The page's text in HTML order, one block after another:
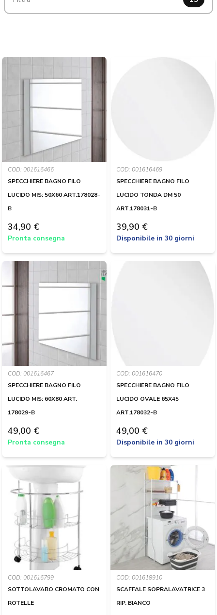
COD: 001616466
SPECCHIERE BAGNO FILO
LUCIDO MIS: 50X60 ART.178028-
B
34,90 €
Pronta consegna
COD: 001616469
SPECCHIERE BAGNO FILO
LUCIDO TONDA DM 50
ART.178031-B
39,90 €
Disponibile in 30 giorni
COD: 001616467
SPECCHIERE BAGNO FILO
LUCIDO MIS: 60X80 ART.
178029-B
49,00 €
Pronta consegna
COD: 001616470
SPECCHIERE BAGNO FILO
LUCIDO OVALE 65X45
ART.178032-B
49,00 €
Disponibile in 30 giorni
COD: 001616799
SOTTOLAVABO CROMATO CON
ROTELLE
COD: 001618910
SCAFFALE SOPRALAVATRICE 3
RIP. BIANCO